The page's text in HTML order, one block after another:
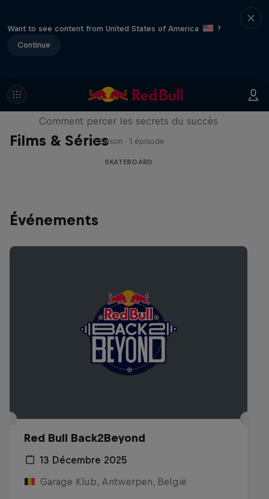
Want to see content from United States of America
?
Continue
Films & Séries
Visions of Greatness
Comment percer les secrets du succès
1 Saison · 1 épisode
SKATEBOARD
Événements
Red Bull Back2Beyond
13 Décembre 2025
Garage Klub, Antwerpen, België